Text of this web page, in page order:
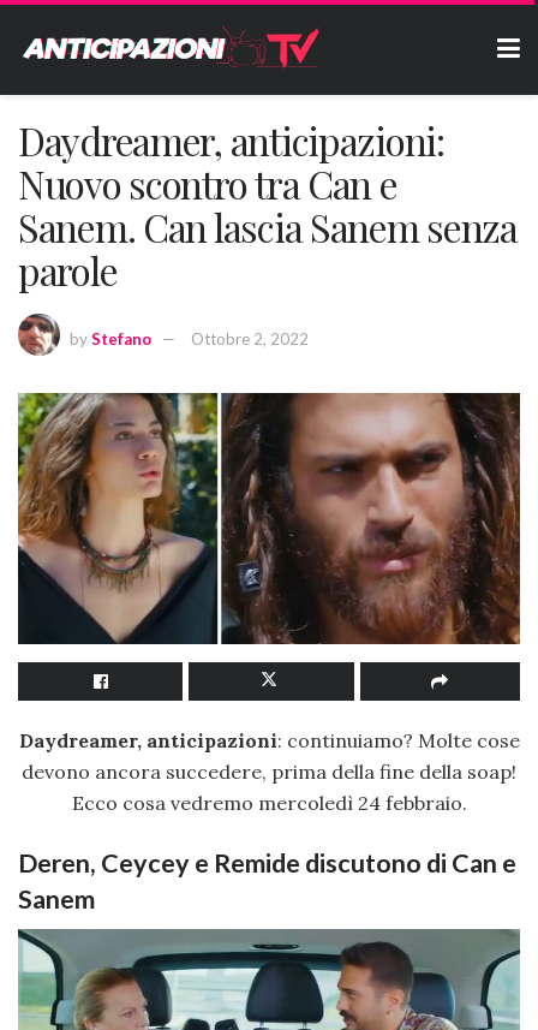
Daydreamer, anticipazioni:
Nuovo scontro tra Can e
Sanem. Can lascia Sanem senza
parole
byStefano Ottobre 2, 2022
Daydreamer, anticipazioni: continuiamo? Molte cose
devono ancora succedere, prima della fine della soap!
Ecco cosa vedremo mercoledì 24 febbraio.
Deren, Ceycey e Remide discutono di Can e
Sanem